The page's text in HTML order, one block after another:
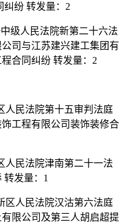
纠纷 转发量：2
级人民法院新第二十六法
司与江苏建兴建工集团有
合同纠纷 转发量：2
人民法院第十五审判法庭
工程有限公司装饰装修合
人民法院津南第二十一法
转发量：1
区人民法院汉沽第六法庭
限公司及第三人胡启超提